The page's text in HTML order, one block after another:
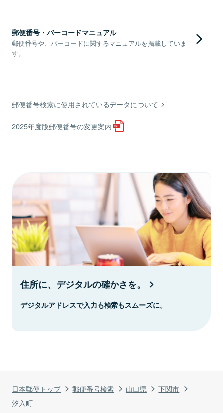
日本郵便トップ 郵便番号検索 山口県
下関市
汐入町
郵便番号・バーコードマニュアル
郵便番号や、バーコードに関するマニュアルを掲載していま
す。
郵便番号検索に使用されているデータについて
2025年度版郵便番号の変更案内
住所に、デジタルの確かさを。
デジタルアドレスで入力も検索もスムーズに。